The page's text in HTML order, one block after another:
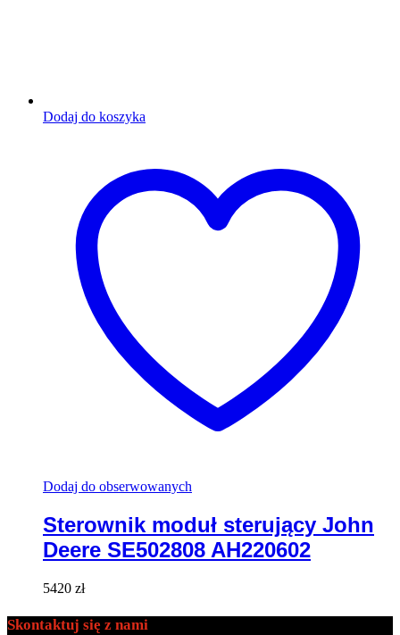
Dodaj do koszyka
Dodaj do obserwowanych
Sterownik moduł sterujący John
Deere SE502808 AH220602
5420 zł
Skontaktuj się z nami